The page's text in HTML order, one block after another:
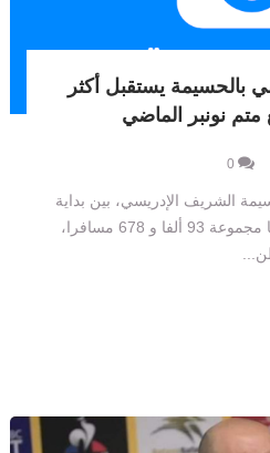
بالحسيمة يستقبل أكثر
0
الشريف الإدريسي، بين بداية
يناير ومتم نونبر الماضيين، ما مجموعة 93 ألفا و 678 مسافرا،